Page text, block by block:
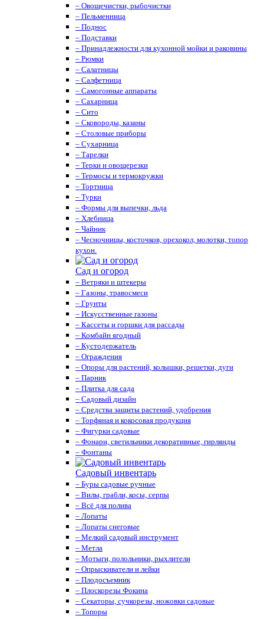
– Овощечистки, рыбочистки
– Пельменница
– Поднос
– Подставки
– Принадлежности для кухонной мойки и раковины
– Рюмки
– Салатницы
– Салфетница
– Самогонные аппараты
– Сахарница
– Сито
– Сковороды, казаны
– Столовые приборы
– Сухарница
– Тарелки
– Терки и овощерезки
– Термосы и термокружки
– Тортница
– Турки
– Формы для выпечки, льда
– Хлебница
– Чайник
– Чесночницы, косточков, орехокол, молотки, топор
кухон.
Сад и огород
– Ветряки и штекеры
– Газоны, травосмеси
– Грунты
– Искусственные газоны
– Кассеты и горшки для рассады
– Комбайн ягодный
– Кустодержатель
– Ограждения
– Опоры для растений, колышки, решетки, дуги
– Парник
– Плитка для сада
– Садовый дизайн
– Средства защиты растений, удобрения
– Торфяная и кокосовая продукция
– Фигурки садовые
– Фонари, светильники декоративные, гирлянды
– Фонтаны
Садовый инвентарь
– Буры садовые ручные
– Вилы, грабли, косы, серпы
– Всё для полива
– Лопаты
– Лопаты снеговые
– Мелкий садовый инструмент
– Метла
– Мотыги, полольники, рыхлители
– Опрыскиватели и лейки
– Плодосъемник
– Плоскорезы Фокина
– Секаторы, сучкорезы, ножовки садовые
– Топоры